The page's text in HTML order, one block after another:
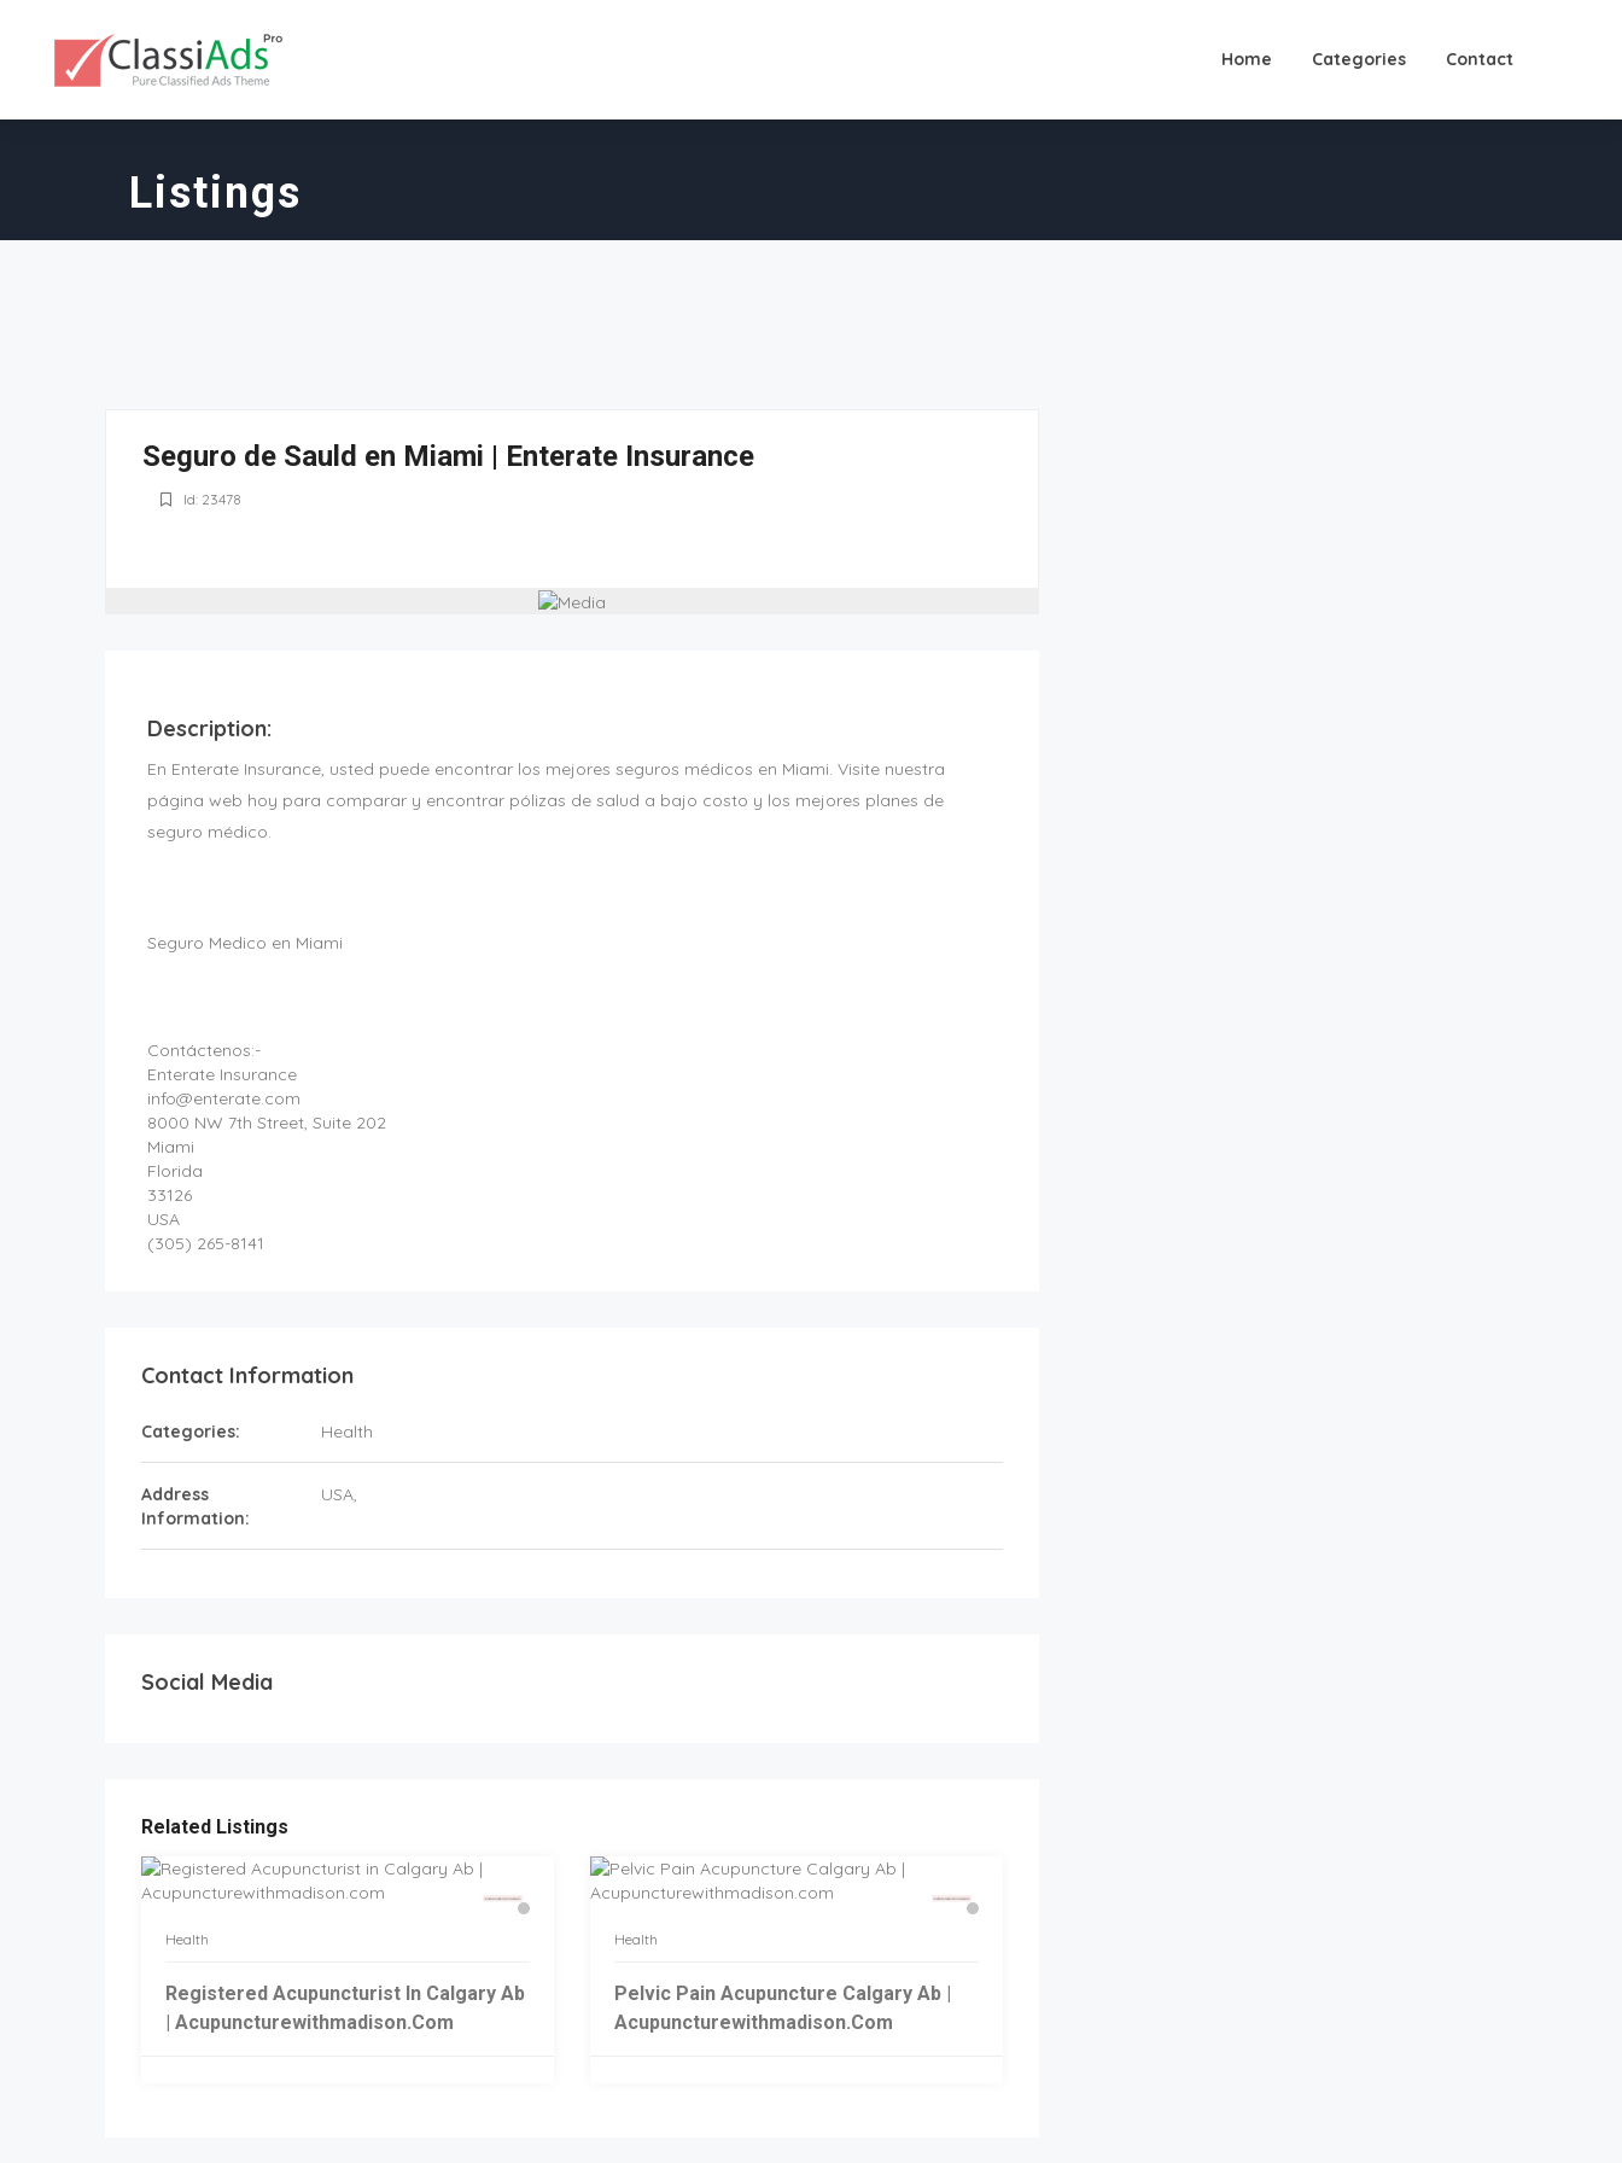
Home Categories Contact
Listings
Seguro de Sauld en Miami | Enterate Insurance
Id: 23478
Description:
En Enterate Insurance, usted puede encontrar los mejores seguros médicos en Miami. Visite nuestra
página web hoy para comparar y encontrar pólizas de salud a bajo costo y los mejores planes de
seguro médico.
Seguro Medico en Miami
Contáctenos:-
Enterate Insurance
info@enterate.com
8000 NW 7th Street, Suite 202
Miami
Florida
33126
USA
(305) 265-8141
Contact Information
Categories: Health
Address
Information:
USA,
Social Media
Related Listings
Health
Registered Acupuncturist In Calgary Ab
| Acupuncturewithmadison.com
Health
Pelvic Pain Acupuncture Calgary Ab |
Acupuncturewithmadison.com